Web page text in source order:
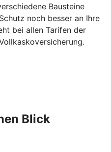
Bausteine
noch besser an Ihre
bei allen Tarifen der
Blick